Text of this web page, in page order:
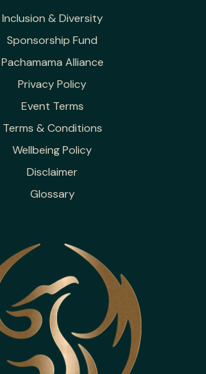
Inclusion & Diversity
Sponsorship Fund
Pachamama Alliance
Privacy Policy
Event Terms
Terms & Conditions
Wellbeing Policy
Disclaimer
Glossary